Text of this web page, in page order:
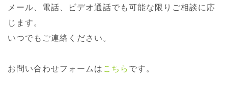
メール、電話、ビデオ通話でも可能な限りご相談に応
じます。
いつでもご連絡ください。
お問い合わせフォームはこちらです。